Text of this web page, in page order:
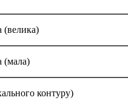
(велика)
(мала)
контуру)